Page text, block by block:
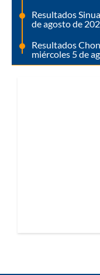
Resultados
de agosto de
Resultados
miércoles 5 de